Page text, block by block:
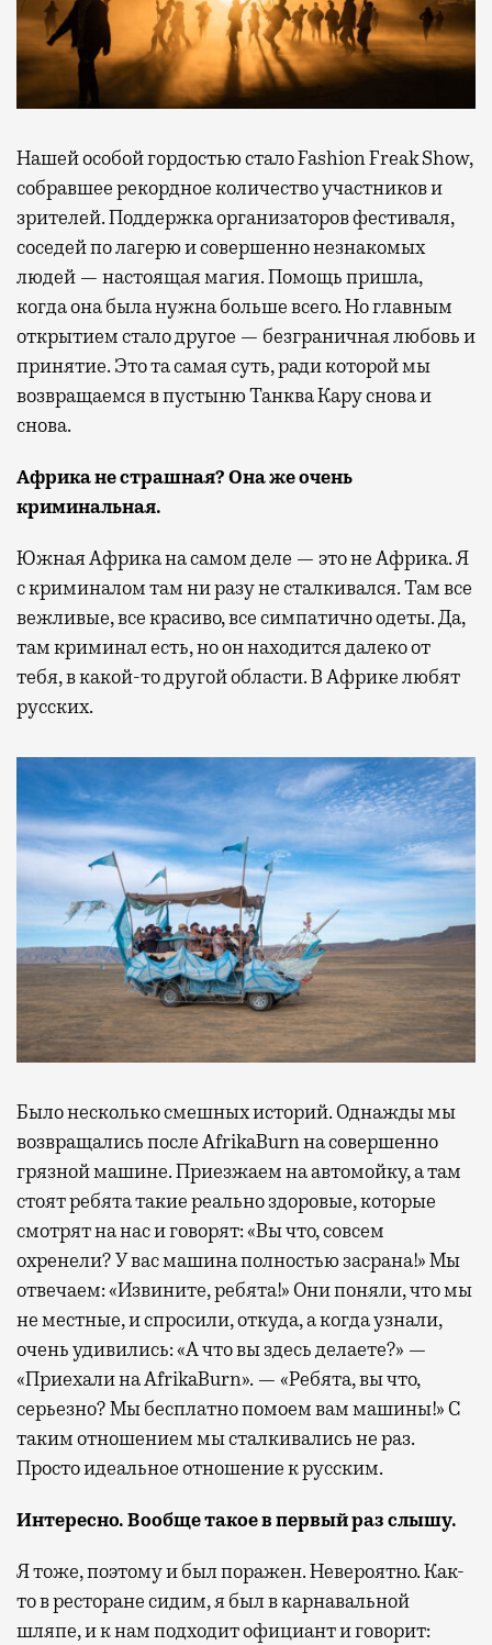
Нашей особой гордостью стало Fashion Freak Show,
собравшее рекордное количество участников и
зрителей. Поддержка организаторов фестиваля,
соседей по лагерю и совершенно незнакомых
людей — настоящая магия. Помощь пришла,
когда она была нужна больше всего. Но главным
открытием стало другое — безграничная любовь и
принятие. Это та самая суть, ради которой мы
возвращаемся в пустыню Танква Кару снова и
снова.
Африка не страшная? Она же очень
криминальная.
Южная Африка на самом деле — это не Африка. Я
с криминалом там ни разу не сталкивался. Там все
вежливые, все красиво, все симпатично одеты. Да,
там криминал есть, но он находится далеко от
тебя, в какой-то другой области. В Африке любят
русских.
Было несколько смешных историй. Однажды мы
возвращались после AfrikaBurn на совершенно
грязной машине. Приезжаем на автомойку, а там
стоят ребята такие реально здоровые, которые
смотрят на нас и говорят: «Вы что, совсем
охренели? У вас машина полностью засрана!» Мы
отвечаем: «Извините, ребята!» Они поняли, что мы
не местные, и спросили, откуда, а когда узнали,
очень удивились: «А что вы здесь делаете?» —
«Приехали на AfrikaBurn». — «Ребята, вы что,
серьезно? Мы бесплатно помоем вам машины!» С
таким отношением мы сталкивались не раз.
Просто идеальное отношение к русским.
Интересно. Вообще такое в первый раз слышу.
Я тоже, поэтому и был поражен. Невероятно. Как-
то в ресторане сидим, я был в карнавальной
шляпе, и к нам подходит официант и говорит: